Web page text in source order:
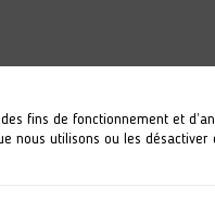
fins de fonctionnement et
nous utilisons ou les désactiver